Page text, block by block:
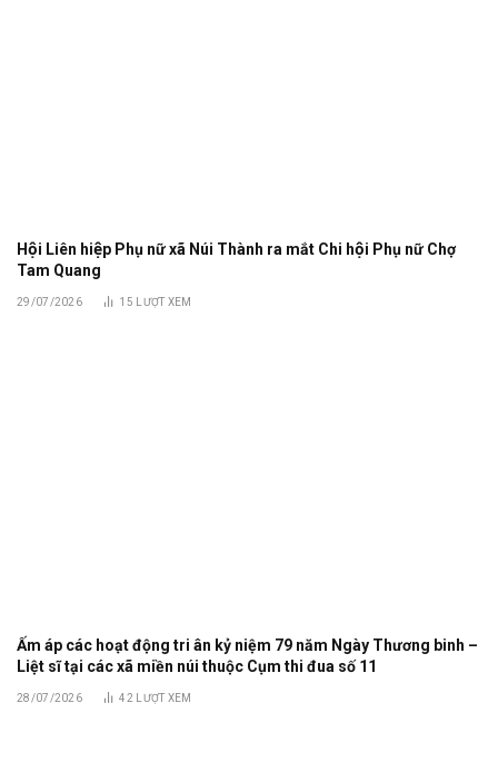
Hội Liên hiệp Phụ nữ xã Núi Thành ra mắt Chi hội Phụ nữ Chợ
Tam Quang
29/07/2026 15 LƯỢT XEM
Ấm áp các hoạt động tri ân kỷ niệm 79 năm Ngày Thương binh –
Liệt sĩ tại các xã miền núi thuộc Cụm thi đua số 11
28/07/2026 42 LƯỢT XEM